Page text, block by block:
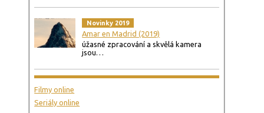
Novinky 2019
Amar en Madrid (2019)
úžasné zpracování a skvělá kamera
jsou…
Filmy online
Seriály online